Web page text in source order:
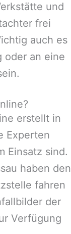
und
frei
auch es
oder an eine
erstellt in
Experten
Einsatz sind.
haben den
fahren
der
Verfügung